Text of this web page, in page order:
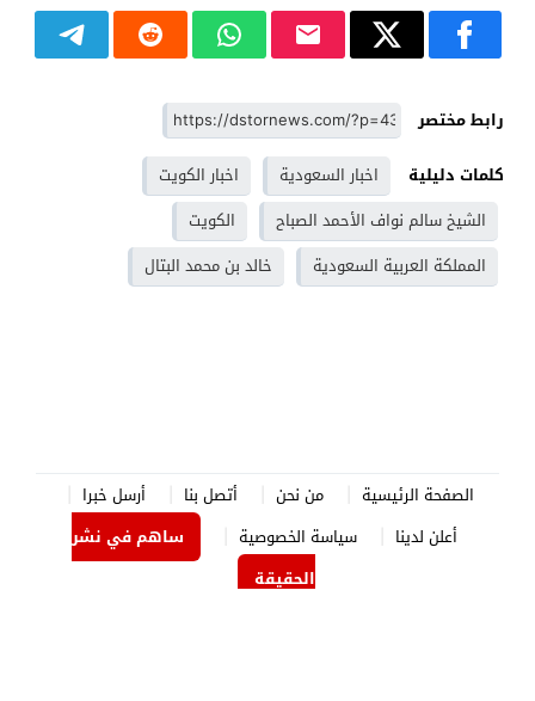
رابط مختصر
كلمات دليلية
اخبار السعودية
اخبار الكويت
الشيخ سالم نواف الأحمد الصباح
الكويت
المملكة العربية السعودية
خالد بن محمد البتال
الصفحة الرئيسية من نحن أتصل بنا
أرسل خبرا
أعلن لدينا
سياسة الخصوصية
ساهم في نشر
الحقيقة